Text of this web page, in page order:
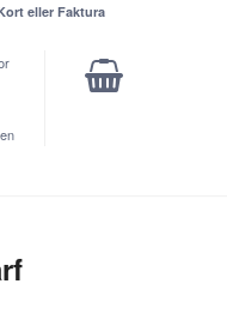
eller Faktura